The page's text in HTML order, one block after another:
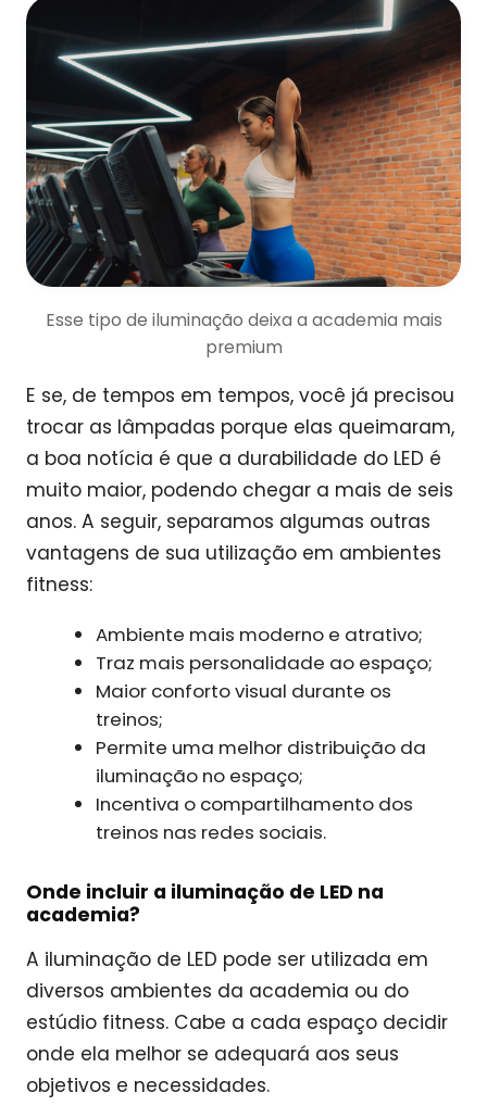
Esse tipo de iluminação deixa a academia mais
premium
E se, de tempos em tempos, você já precisou
trocar as lâmpadas porque elas queimaram,
a boa notícia é que a durabilidade do LED é
muito maior, podendo chegar a mais de seis
anos. A seguir, separamos algumas outras
vantagens de sua utilização em ambientes
fitness:
Ambiente mais moderno e atrativo;
Traz mais personalidade ao espaço;
Maior conforto visual durante os
treinos;
Permite uma melhor distribuição da
iluminação no espaço;
Incentiva o compartilhamento dos
treinos nas redes sociais.
Onde incluir a iluminação de LED na
academia?
A iluminação de LED pode ser utilizada em
diversos ambientes da academia ou do
estúdio fitness. Cabe a cada espaço decidir
onde ela melhor se adequará aos seus
objetivos e necessidades.